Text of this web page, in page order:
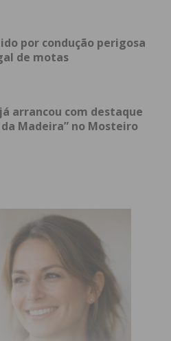
newsletter do
por e-mail e
regular a informação
com os
termos e
por condução perigosa
de motas
arrancou com destaque
Madeira” no Mosteiro